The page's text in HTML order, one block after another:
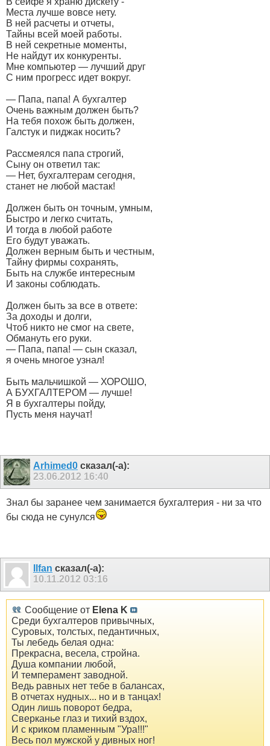
Места лучше вовсе нету.
В ней расчеты и отчеты,
Тайны всей моей работы.
В ней секретные моменты,
Не найдут их конкуренты.
Мне компьютер — лучший друг
С ним прогресс идет вокруг.
— Папа, папа! А бухгалтер
Очень важным должен быть?
На тебя похож быть должен,
Галстук и пиджак носить?
Рассмеялся папа строгий,
Сыну он ответил так:
— Нет, бухгалтерам сегодня,
станет не любой мастак!
Должен быть он точным, умным,
Быстро и легко считать,
И тогда в любой работе
Его будут уважать.
Должен верным быть и честным,
Тайну фирмы сохранять,
Быть на службе интересным
И законы соблюдать.
Должен быть за все в ответе:
За доходы и долги,
Чтоб никто не смог на свете,
Обмануть его руки.
— Папа, папа! — сын сказал,
я очень многое узнал!
Быть мальчишкой — ХОРОШО,
А БУХГАЛТЕРОМ — лучше!
Я в бухгалтеры пойду,
Пусть меня научат!
Arhimed0 сказал(-а):
23.06.2012 16:40
Знал бы заранее чем занимается бухгалтерия - ни за что
бы сюда не сунулся
Ilfan сказал(-а):
10.11.2012 03:16
Сообщение от Elena K
Среди бухгалтеров привычных,
Суровых, толстых, педантичных,
Ты лебедь белая одна:
Прекрасна, весела, стройна.
Душа компании любой,
И темперамент заводной.
Ведь равных нет тебе в балансах,
В отчетах нудных... но и в танцах!
Один лишь поворот бедра,
Сверканье глаз и тихий вздох,
И с криком пламенным "Ура!!!"
Весь пол мужской у дивных ног!